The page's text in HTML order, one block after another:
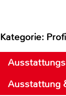
Kategorie:
Ausstattung